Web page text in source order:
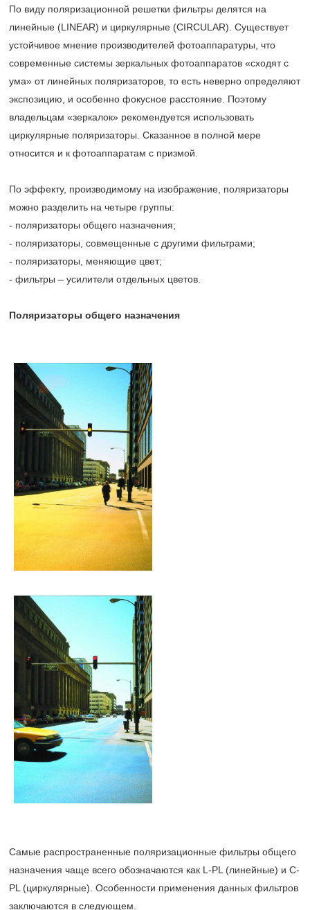
По виду поляризационной решетки фильтры делятся на
линейные (LINEAR) и циркулярные (CIRCULAR). Существует
устойчивое мнение производителей фотоаппаратуры, что
современные системы зеркальных фотоаппаратов «сходят с
ума» от линейных поляризаторов, то есть неверно определяют
экспозицию, и особенно фокусное расстояние. Поэтому
владельцам «зеркалок» рекомендуется использовать
циркулярные поляризаторы. Сказанное в полной мере
относится и к фотоаппаратам с призмой.
По эффекту, производимому на изображение, поляризаторы
можно разделить на четыре группы:
- поляризаторы общего назначения;
- поляризаторы, совмещенные с другими фильтрами;
- поляризаторы, меняющие цвет;
- фильтры – усилители отдельных цветов.
Поляризаторы общего назначения
Самые распространенные поляризационные фильтры общего
назначения чаще всего обозначаются как L-PL (линейные) и C-
PL (циркулярные). Особенности применения данных фильтров
заключаются в следующем.